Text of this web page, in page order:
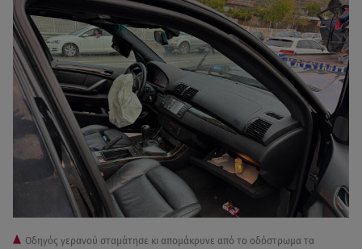
Οδηγός γερανού σταμάτησε κι απομάκρυνε από το οδόστρωμα τα